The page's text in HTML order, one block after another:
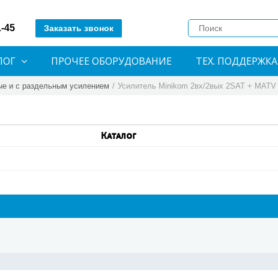
45 Заказать звонок
ПРОЧЕЕ ОБОРУДОВАНИЕ ТЕХ. ПОДДЕРЖКА
и с раздельным усилением / Усилитель Minikom 2вх/2вых 2SAT + MATV
Каталог